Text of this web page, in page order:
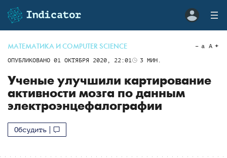
МАТЕМАТИКА И COMPUTER SCIENCE
ОПУБЛИКОВАНО 01 ОКТЯБРЯ 2020, 22:01 3 МИН.
a A
Ученые улучшили картирование
активности мозга по данным
электроэнцефалографии
Обсудить